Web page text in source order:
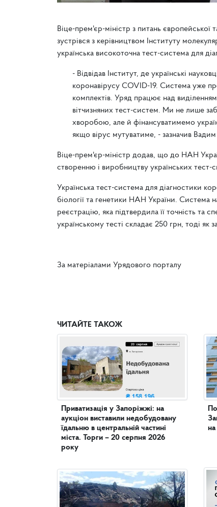
Віце-прем'єр-міністр з питань європейської
зустрівся з керівництвом Інституту
українська високоточна тест-система для
- Відвідав Інститут, де українські
коронавірусу COVID-19. Система уже
комплектів. Уряд працює над виділенням
вітчизняних тест-систем. Ми не лише
хворобою, але й фінансуватимемо
якщо вірус мутуватиме, - зазначив
Віце-прем'єр-міністр додав, що до НАН
створенню і виробництву українських тест-
Українська тест-система для діагностики
біології та генетики НАН України. Система
реєстрацію, яка підтвердила її точність та
українському тесті складає 250 грн, тоді
За матеріалами Урядового порталу
ЧИТАЙТЕ ТАКОЖ
Приватизація у Запоріжжі: на
аукціон виставили недобудовану
їдальню в центральній частині
міста. Торги – 20 серпня 2026
року